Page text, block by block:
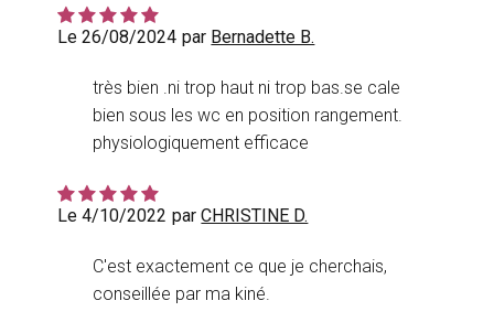
Le 26/08/2024 par Bernadette B.
très bien .ni trop haut ni trop bas.se cale
bien sous les wc en position rangement.
physiologiquement efficace
Le 4/10/2022 parCHRISTINE D.
C'est exactement ce que je cherchais,
conseillée par ma kiné.